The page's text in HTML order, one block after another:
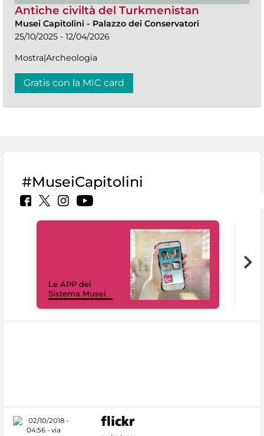
Antiche civiltà del Turkmenistan
Musei Capitolini - Palazzo dei Conservatori
25/10/2025 - 12/04/2026
Mostra|Archeologia
Gratis con la MIC card
#MuseiCapitolini
Le APP del
Sistema Musei